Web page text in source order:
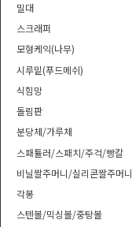
밀대
스크래퍼
모형케익(나무)
시루밑(푸드메쉬)
식힘망
돌림판
분당체/가루체
스패튤러/스패치/주걱/빵칼
비닐짤주머니/실리콘짤주머니
각봉
스텐볼/믹싱볼/중탕볼